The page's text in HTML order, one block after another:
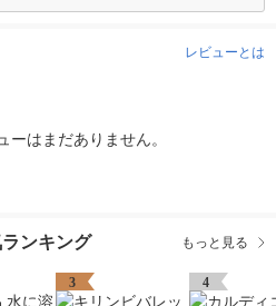
レビューとは
ーはまだありません。
ンキング もっと見る
3 4